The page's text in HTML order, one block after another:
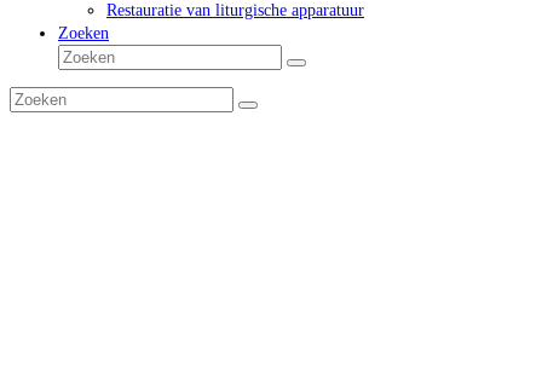
Restauratie van liturgische apparatuur
Zoeken
Zoeken
Verzenden
Zoeken
Verzenden